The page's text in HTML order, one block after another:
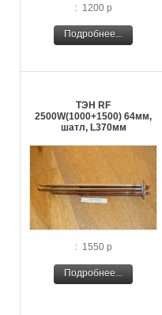
: 1200 р
Подробнее...
ТЭН RF
2500W(1000+1500) 64мм,
шатл, L370мм
: 1550 р
Подробнее...